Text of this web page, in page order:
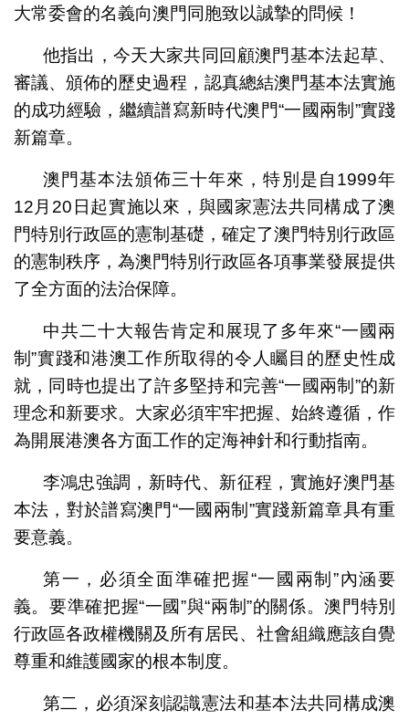
大常委會的名義向澳門同胞致以誠摯的問候！
他指出，今天大家共同回顧澳門基本法起草、
審議、頒佈的歷史過程，認真總結澳門基本法實施
的成功經驗，繼續譜寫新時代澳門“一國兩制”實踐
新篇章。
澳門基本法頒佈三十年來，特別是自1999年
12月20日起實施以來，與國家憲法共同構成了澳
門特別行政區的憲制基礎，確定了澳門特別行政區
的憲制秩序，為澳門特別行政區各項事業發展提供
了全方面的法治保障。
中共二十大報告肯定和展現了多年來“一國兩
制”實踐和港澳工作所取得的令人矚目的歷史性成
就，同時也提出了許多堅持和完善“一國兩制”的新
理念和新要求。大家必須牢牢把握、始終遵循，作
為開展港澳各方面工作的定海神針和行動指南。
李鴻忠強調，新時代、新征程，實施好澳門基
本法，對於譜寫澳門“一國兩制”實踐新篇章具有重
要意義。
第一，必須全面準確把握“一國兩制”內涵要
義。要準確把握“一國”與“兩制”的關係。澳門特別
行政區各政權機關及所有居民、社會組織應該自覺
尊重和維護國家的根本制度。
第二，必須深刻認識憲法和基本法共同構成澳